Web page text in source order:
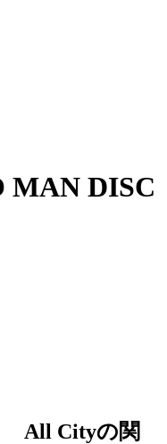
DISC
All Cityの関